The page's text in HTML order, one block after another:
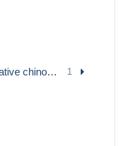
1997-... Région administrative chinoise 1